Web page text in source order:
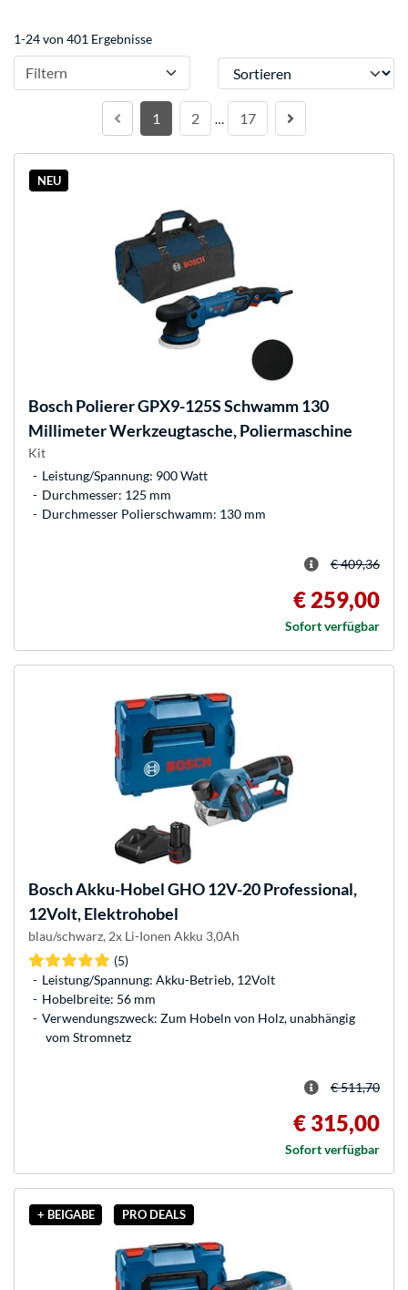
1-24 von 401 Ergebnisse
Filtern Sortieren
1 2 … 17
NEU
BoschPolierer GPX9-125S Schwamm 130
Millimeter Werkzeugtasche, Poliermaschine
Kit
Leistung/Spannung: 900 Watt
Durchmesser: 125 mm
Durchmesser Polierschwamm: 130 mm
€ 409,36
€ 259,00
Sofort verfügbar
BoschAkku-Hobel GHO 12V-20 Professional,
12Volt, Elektrohobel
blau/schwarz, 2x Li-Ionen Akku 3,0Ah
(5)
Leistung/Spannung: Akku-Betrieb, 12Volt
Hobelbreite: 56 mm
Verwendungszweck: Zum Hobeln von Holz, unabhängig
vom Stromnetz
€ 511,70
€ 315,00
Sofort verfügbar
+ BEIGABE PRO DEALS